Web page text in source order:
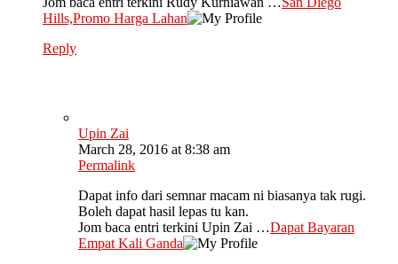
Hills,Promo Harga Lahan
Reply
Upin Zai
March 28, 2016 at 8:38 am
Permalink
Dapat info dari semnar macam ni biasanya tak rugi.
Boleh dapat hasil lepas tu kan.
Jom baca entri terkini Upin Zai …Dapat Bayaran
Empat Kali Ganda